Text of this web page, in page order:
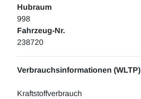
Hubraum
998
Fahrzeug-Nr.
238720
Verbrauchsinformationen (WLTP)
Kraftstoffverbrauch